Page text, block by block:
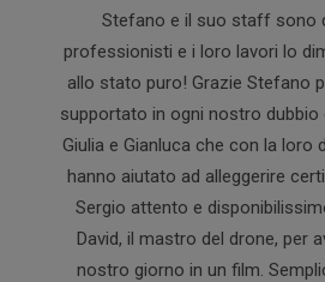
Stefano e il suo staff sono
professionisti e i loro lavori lo
allo stato puro! Grazie Stefano
supportato in ogni nostro dubbio
Giulia e Gianluca che con la loro
hanno aiutato ad alleggerire
Sergio attento e
David, il mastro del drone, per
nostro giorno in un film.